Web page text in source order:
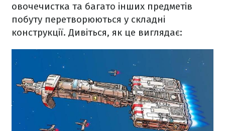
овочечистка та багато інших предметів
побуту перетворюються у складні
конструкції. Дивіться, як це виглядає: